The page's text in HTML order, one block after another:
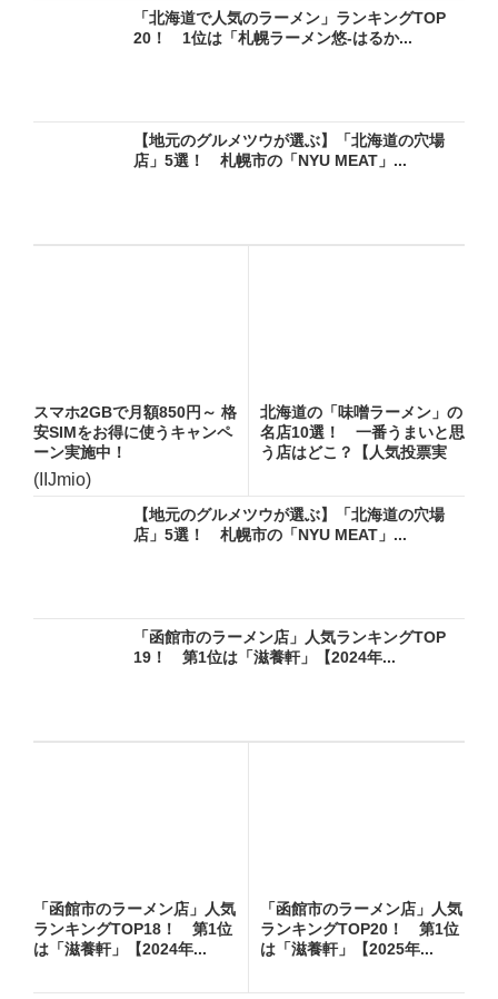
「北海道で人気のラーメン」ランキングTOP
20！ 1位は「札幌ラーメン悠-はるか...
【地元のグルメツウが選ぶ】「北海道の穴場
店」5選！ 札幌市の「NYU MEAT」...
スマホ2GBで月額850円～ 格
安SIMをお得に使うキャンペ
ーン実施中！
(IIJmio)
北海道の「味噌ラーメン」の
名店10選！ 一番うまいと思
う店はどこ？【人気投票実
【地元のグルメツウが選ぶ】「北海道の穴場
店」5選！ 札幌市の「NYU MEAT」...
「函館市のラーメン店」人気ランキングTOP
19！ 第1位は「滋養軒」【2024年...
「函館市のラーメン店」人気
ランキングTOP18！ 第1位
は「滋養軒」【2024年...
「函館市のラーメン店」人気
ランキングTOP20！ 第1位
は「滋養軒」【2025年...